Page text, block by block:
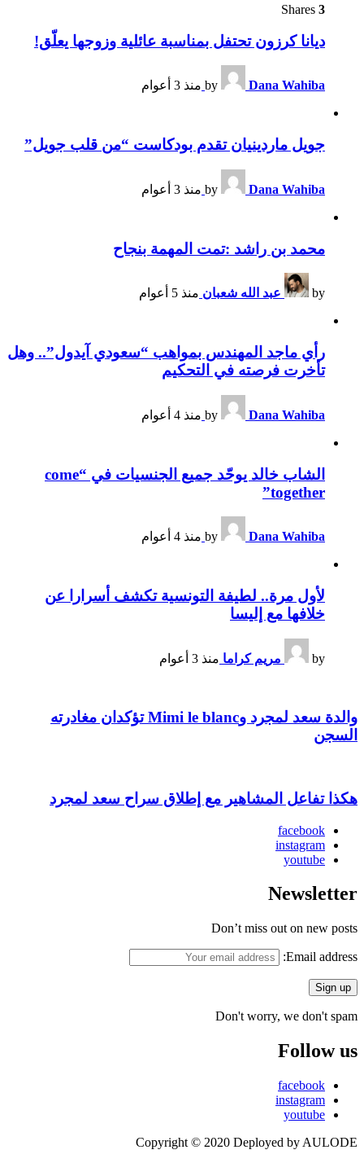
3
ديانا كرزون تحتفل بمناسبة عائلية وزوجها يعلّق!
by Dana Wahiba منذ 3 أعوام
جويل ماردينيان تقدم بودكاست “من قلب جويل”
by Dana Wahiba منذ 3 أعوام
محمد بن راشد :تمت المهمة بنجاح
by عبد الله شعبان منذ 5 أعوام
رأي ماجد المهندس بمواهب “سعودي آيدول”.. وهل
تأخرت فرصته في التحكيم
by Dana Wahiba منذ 4 أعوام
الشاب خالد يوحّد جميع الجنسيات في “come
together”
by Dana Wahiba منذ 4 أعوام
لأول مرة.. لطيفة التونسية تكشف أسرارا عن
خلافها مع إليسا
by مريم كراما منذ 3 أعوام
والدة سعد لمجرد وMimi le blanc تؤكدان مغادرته
السجن
هكذا تفاعل المشاهير مع إطلاق سراح سعد لمجرد
facebook
instagram
youtube
Newsletter
Don’t miss out on new posts
Email address:
Don't worry, we don't spam
Follow us
facebook
instagram
youtube
Copyright © 2020 Deployed by AULODE